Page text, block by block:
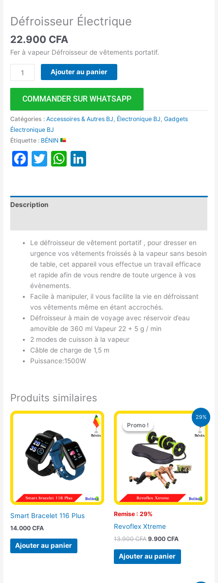
Défroisseur Électrique
22.900 CFA
Fer à vapeur Défroisseur de vêtements portatif.
Ajouter au panier
COMMANDER SUR WHATSAPP
Catégories :Accessoires & Autres BJ, Électronique BJ,Gadgets
Électronique BJ
Étiquette : BÉNIN
Facebook
TwitterWhatsApp
Description
Le défroisseur de vêtement portatif , pour dresser en
urgence vos vêtements froissés à la vapeur sans besoin
de table, cet appareil vous effectue un travail efficace
et rapide afin de vous rendre de toute urgence à vos
évènements.
Facile à manipuler, il vous facilite la vie en défroissant
vos vêtements même en étant accrochés.
Défroisseur à main de voyage avec réservoir d’eau
amovible de 360 ​​ml Vapeur 22 + 5 g / min
2 modes de cuisson à la vapeur
Câble de charge de 1,5 m
Puissance:1500W
Produits similaires
Smart Bracelet 116 Plus
14.000CFA
Ajouter au panier
29%
Promo !
Remise : 29%
Promo !
Revoflex Xtreme
13.900CFA
Le
prix
initial
était :
13.900 CFA.
9.900 CFA
Le
9.900 CFA.
Ajouter au panier